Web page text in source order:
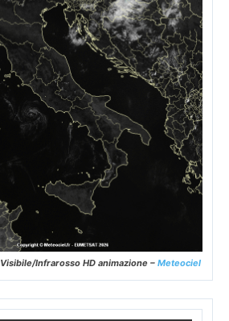
Infrarosso HD animazione – Meteociel